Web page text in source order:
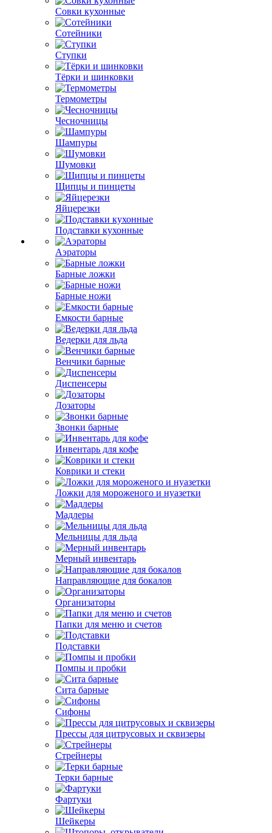
Совки кухонные
Сотейники
Ступки
Тёрки и шинковки
Термометры
Чесночницы
Шампуры
Шумовки
Щипцы и пинцеты
Яйцерезки
Подставки кухонные
Аэраторы
Барные ложки
Барные ножи
Емкости барные
Ведерки для льда
Венчики барные
Диспенсеры
Дозаторы
Звонки барные
Инвентарь для кофе
Коврики и стеки
Ложки для мороженого и нуазетки
Мадлеры
Мельницы для льда
Мерный инвентарь
Направляющие для бокалов
Организаторы
Папки для меню и счетов
Подставки
Помпы и пробки
Сита барные
Сифоны
Прессы для цитрусовых и сквизеры
Стрейнеры
Терки барные
Фартуки
Шейкеры